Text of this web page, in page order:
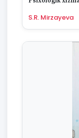
S.R. Mirzayeva